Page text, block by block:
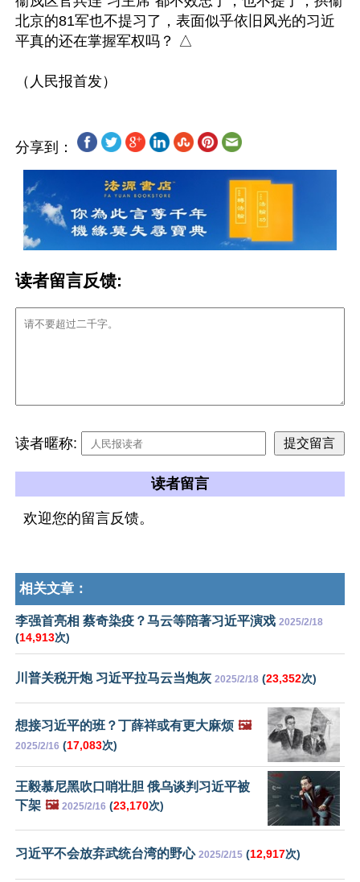
北京的81军也不提习了，表面似乎依旧风光的习近
平真的还在掌握军权吗？ △
分享到：
读者留言反馈:
读者暱称:
读者留言
欢迎您的留言反馈。
相关文章：
李强首亮相 蔡奇染疫？马云等陪著习近平演戏 2025/2/18
(14,913次)
川普关税开炮 习近平拉马云当炮灰 2025/2/18 (23,352次)
想接习近平的班？丁薛祥或有更大麻烦 🖼️
2025/2/16 (17,083次)
王毅慕尼黑吹口哨壮胆 俄乌谈判习近平被
下架 🖼️ 2025/2/16 (23,170次)
习近平不会放弃武统台湾的野心 2025/2/15 (12,917次)